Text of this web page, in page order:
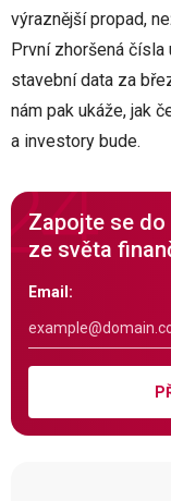
výraznější propad,
První zhoršená čísla
stavební data za
nám pak ukáže, jak
a investory bude.
Zapojte se
ze světa
Email: